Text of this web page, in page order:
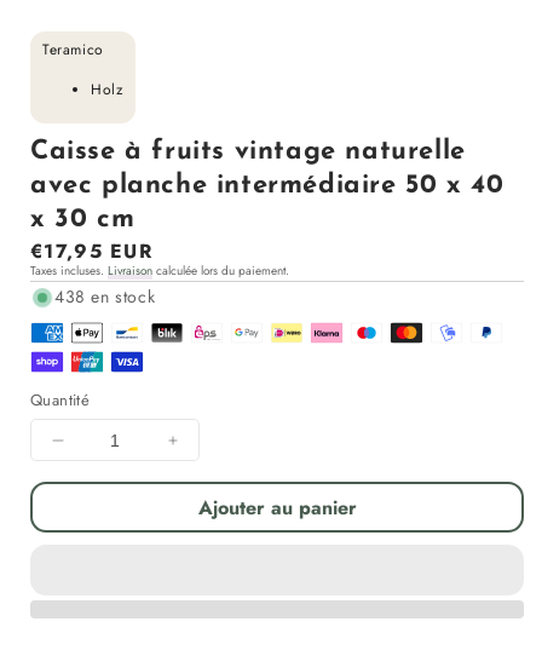
Teramico
Holz
Caisse à fruits vintage naturelle
avec planche intermédiaire 50 x 40
x 30 cm
Prix
régulier
€17,95 EUR
Taxes incluses. Livraison calculée lors du paiement.
438 en stock
Quantité
Diminuer
la
pour
fruits
Augmenter
la
quantité
pour
fruits
Ajouter au panier